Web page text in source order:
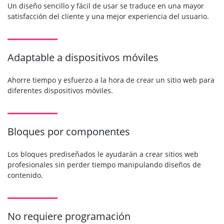
Un diseño sencillo y fácil de usar se traduce en una mayor
satisfacción del cliente y una mejor experiencia del usuario.
Adaptable a dispositivos móviles
Ahorre tiempo y esfuerzo a la hora de crear un sitio web para
diferentes dispositivos móviles.
Bloques por componentes
Los bloques prediseñados le ayudarán a crear sitios web
profesionales sin perder tiempo manipulando diseños de
contenido.
No requiere programación